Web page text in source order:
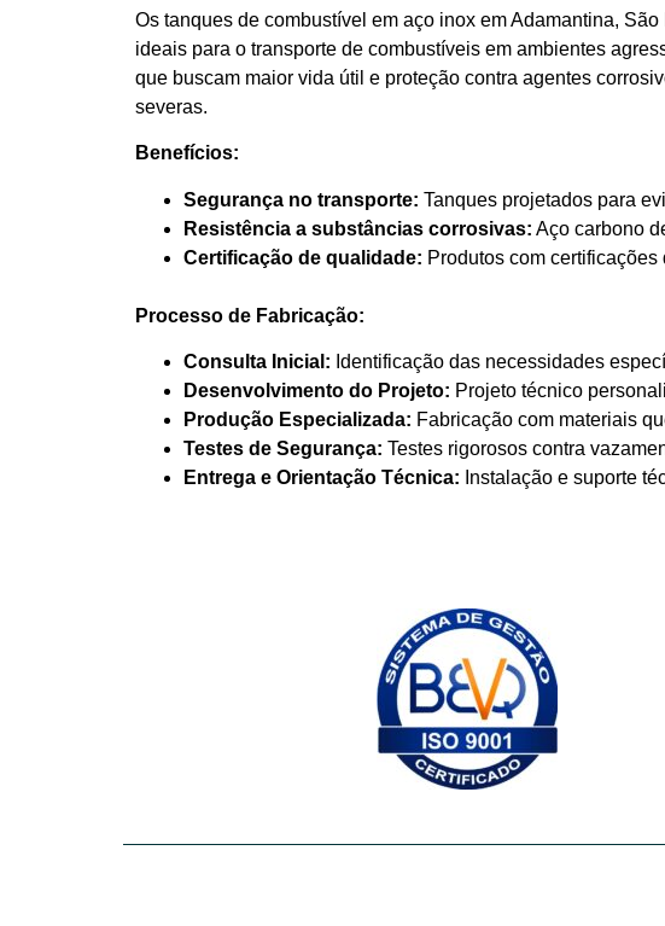
Os tanques de combustível em aço inox em Adamantina,
ideais para o transporte de combustíveis em ambientes
que buscam maior vida útil e proteção contra agentes
severas.
Benefícios:
Segurança no transporte: Tanques projetados para
Resistência a substâncias corrosivas: Aço carbono
Certificação de qualidade: Produtos com
Processo de Fabricação:
Consulta Inicial: Identificação das necessidades
Desenvolvimento do Projeto: Projeto técnico
Produção Especializada: Fabricação com materiais
Testes de Segurança: Testes rigorosos contra
Entrega e Orientação Técnica: Instalação e suporte